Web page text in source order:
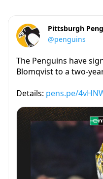
Pittsburgh
@penguins
The Penguins have
Blomqvist to a two-
Details: pens.pe/